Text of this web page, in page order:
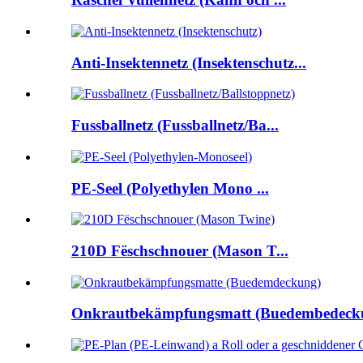
Anti-Insektennetz (Insektenschutz...
Fussballnetz (Fussballnetz/Ba...
PE-Seel (Polyethylen Mono ...
210D Fëschschnouer (Mason T...
Onkrautbekämpfungsmatt